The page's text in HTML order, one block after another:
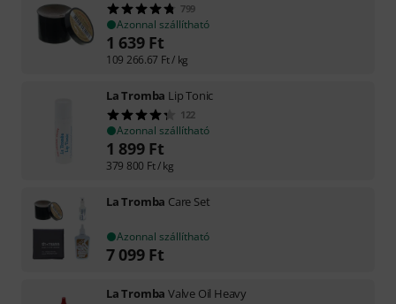
799
Azonnal szállítható
1 639 Ft
109 266.67 Ft/ kg
La Tromba Lip Tonic
122
Azonnal szállítható
1 899 Ft
379 800 Ft/ kg
La Tromba Care Set
Azonnal szállítható
7 099 Ft
La Tromba Valve Oil Heavy